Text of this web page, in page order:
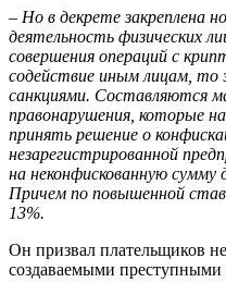
– Но в декрете закреплена
деятельность физических
совершения операций с
содействие иным лицам, то
санкциями. Составляются
правонарушения, которые
принять решение о
незарегистрированной
на неконфискованную сумму
Причем по повышенной
13%.
Он призвал плательщиков
создаваемыми преступными